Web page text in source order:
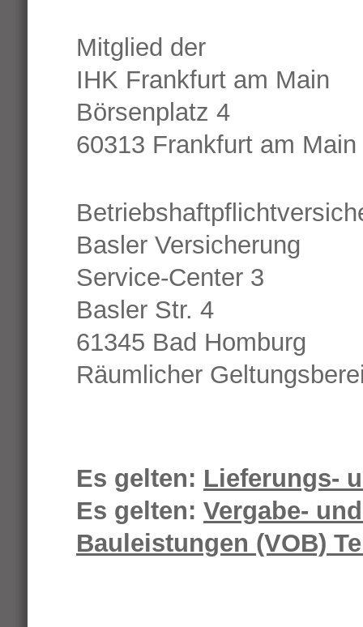
Mitglied der
IHK Frankfurt am Main
Börsenplatz 4
60313 Frankfurt am Main
Basler Versicherung
Service-Center 3
Basler Str. 4
61345 Bad Homburg
Räumlicher
Es gelten: Lieferungs-
Es gelten: Vergabe-
Bauleistungen (VOB)